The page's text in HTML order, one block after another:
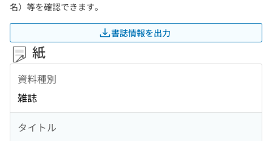
名）等を確認できます。
書誌情報を出力
紙
資料種別
雑誌
タイトル